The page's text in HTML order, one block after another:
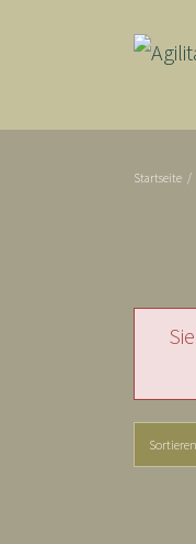
Startseite /